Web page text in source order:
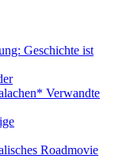
Geschichte ist
Verwandte
Roadmovie